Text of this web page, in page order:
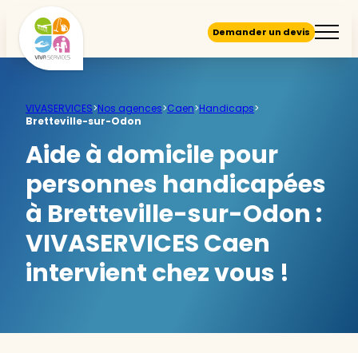
Demander un devis
VIVASERVICES>Nos agences>Caen>Handicaps>
Bretteville-sur-Odon
Aide à domicile pour
personnes handicapées
à Bretteville-sur-Odon :
VIVASERVICES Caen
intervient chez vous !